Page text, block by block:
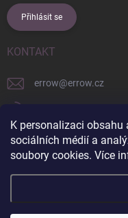
K personalizaci
sociálních médií a
soubory cookies. Více
Přihlásit se
KONTAKT
errow@errow.cz
explore/locations/